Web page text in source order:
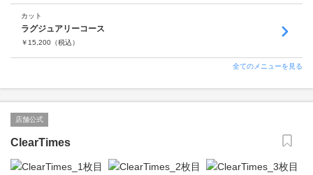
カット
ラグジュアリーコース
￥ 15,200 （税込）
全てのメニューを見る
店舗公式
ClearTimes